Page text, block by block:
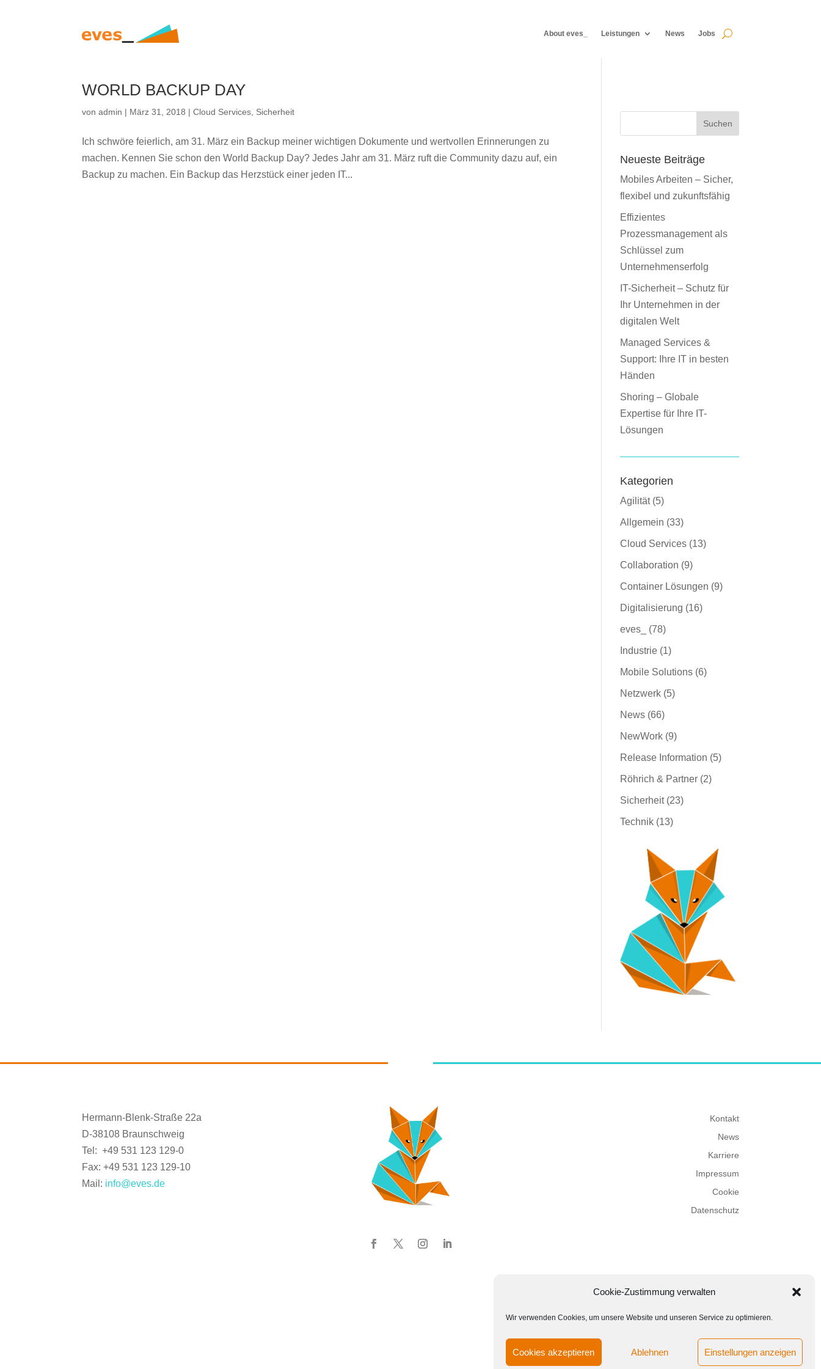
Cookie-Zustimmung verwalten
Wir verwenden Cookies, um unsere Website und unseren Service zu optimieren.
Cookies akzeptieren Ablehnen Einstellungen anzeigen
About eves_ Leistungen News Jobs
WORLD BACKUP DAY
vonadmin | März 31, 2018 |Cloud Services Sicherheit
Ich schwöre feierlich, am 31. März ein Backup meiner wichtigen Dokumente und wertvollen Erinnerungen zu
machen. Kennen Sie schon den World Backup Day? Jedes Jahr am 31. März ruft die Community dazu auf, ein
Backup zu machen. Ein Backup das Herzstück einer jeden IT...
Suchen
Neueste Beiträge
Mobiles Arbeiten – Sicher,
flexibel und zukunftsfähig
Effizientes
Prozessmanagement als
Schlüssel zum
Unternehmenserfolg
IT-Sicherheit – Schutz für
Ihr Unternehmen in der
digitalen Welt
Managed Services &
Support: Ihre IT in besten
Händen
Shoring – Globale
Expertise für Ihre IT-
Lösungen
Kategorien
Agilität(5)
Allgemein (33)
Cloud Services (13)
Collaboration (9)
Container Lösungen (9)
Digitalisierung (16)
eves_ (78)
Industrie (1)
Mobile Solutions (6)
Netzwerk (5)
News (66)
NewWork (9)
Release Information (5)
Röhrich & Partner (2)
Sicherheit(23)
Technik (13)
Hermann-Blenk-Straße 22a
D-38108 Braunschweig
Tel: +49 531 123 129-0
Fax: +49 531 123 129-10
Mail: info@eves.de
Kontakt
News
Karriere
Impressum
Cookie
Datenschutz